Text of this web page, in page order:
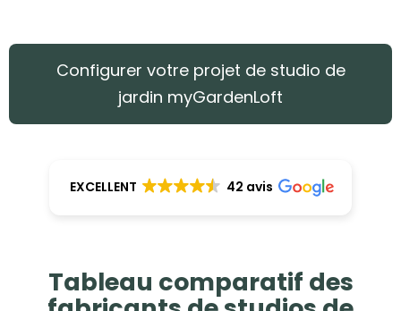
Configurer votre projet de studio de
jardin myGardenLoft
EXCELLENT 42 avis
Tableau comparatif des